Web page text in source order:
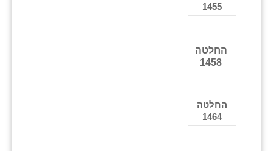
1455
החלטה
1458
החלטה
1464